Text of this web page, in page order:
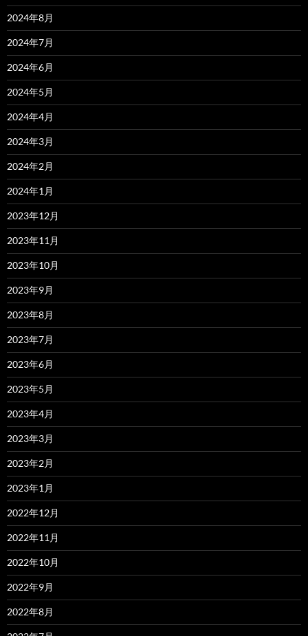
2024年8月
2024年7月
2024年6月
2024年5月
2024年4月
2024年3月
2024年2月
2024年1月
2023年12月
2023年11月
2023年10月
2023年9月
2023年8月
2023年7月
2023年6月
2023年5月
2023年4月
2023年3月
2023年2月
2023年1月
2022年12月
2022年11月
2022年10月
2022年9月
2022年8月